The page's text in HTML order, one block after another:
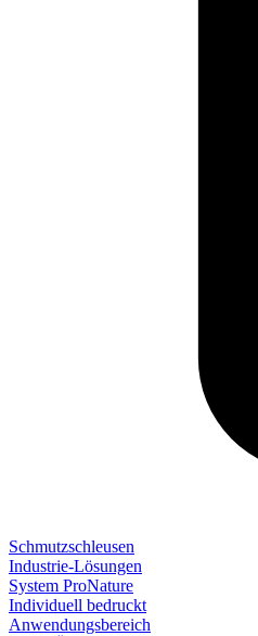
Schmutzschleusen
Industrie-Lösungen
System ProNature
Individuell bedruckt
Anwendungsbereich